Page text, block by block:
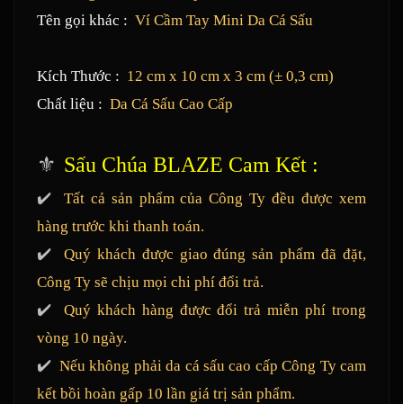
Tên gọi khác : Ví Cầm Tay Mini Da Cá Sấu
Kích Thước : 12 cm x 10 cm x 3 cm (± 0,3 cm)
Chất liệu : Da Cá Sấu Cao Cấp
⚜️ Sấu Chúa BLAZE Cam Kết :
✔️
Tất cả sản phẩm của Công Ty đều được xem
hàng trước khi thanh toán.
✔️
Quý khách được giao đúng sản phẩm đã đặt,
Công Ty sẽ chịu mọi chi phí đổi trả.
✔️
Quý khách hàng được đổi trả miễn phí trong
vòng 10 ngày.
✔️ Nếu không phải da cá sấu cao cấp Công Ty cam
kết bồi hoàn gấp 10 lần giá trị sản phẩm.